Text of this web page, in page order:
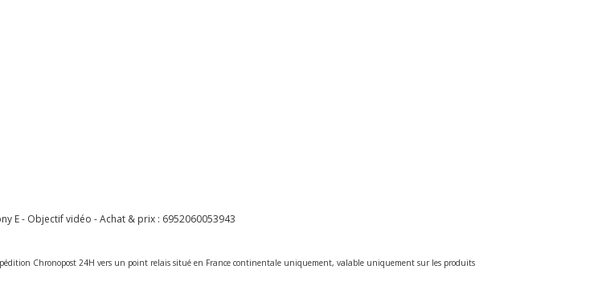
E - Objectif vidéo - Achat & prix : 6952060053943
Chronopost 24H vers un point relais situé en France continentale uniquement, valable uniquement sur les produits